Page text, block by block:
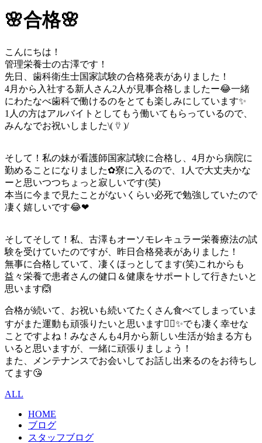
🌸合格🌸
こんにちは！
管理栄養士の古澤です！
先日、歯科衛生士国家試験の合格発表がありました！
4月から入社する新人さん2人が見事合格しましたー😂一緒
にわたなべ歯科で働けるのをとても楽しみにしています✨
1人の方はアルバイトとしてもう働いてもらっているので、
みんなでお祝いしました\( ⍢ )/
そして！私の妹が看護師国家試験に合格し、4月から病院に
勤めることになりました✿寮に入るので、1人で大丈夫かな
ーと思いつつちょっと寂しいです(笑)
本当に今まで見たことがないくらい必死で勉強していたので
凄く嬉しいです😂❤
そしてそして！私、古澤もオーソモレキュラー栄養療法の試
験を受けていたのですが、昨日合格発表がありました！
無事に合格していて、凄くほっとしてます(笑)これからも
益々栄養で患者さんの健口＆健康をサポートして行きたいと
思います🙆
合格が続いて、お祝いも続いてたくさん食べてしまっていま
すがまた運動も頑張りたいと思います✊🏻✨でも凄く幸せな
ことですよね！みなさんも4月から新しい生活が始まる方も
いると思いますが、一緒に頑張りましょう！
また、メンテナンスでお会いしてお話し出来るのをお待ちし
てます😘
ALL
HOME
ブログ
スタッフブログ